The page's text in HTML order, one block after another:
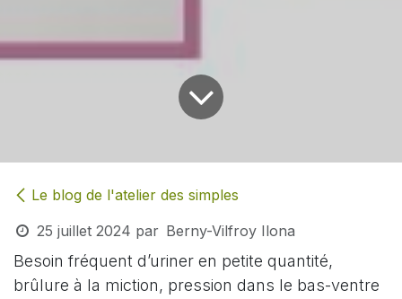
Le blog de l'atelier des simples
25 juillet 2024 par Berny-Vilfroy Ilona
Besoin fréquent d’uriner en petite quantité,
brûlure à la miction, pression dans le bas-ventre